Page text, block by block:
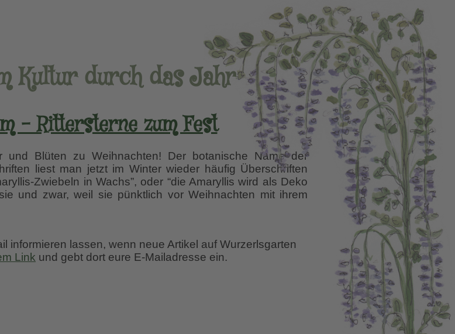
Kultur durch das Jahr
– Rittersterne zum Fest
und Blüten zu Weihnachten! Der botanische Name der
liest man jetzt im Winter wieder häufig Überschriften
Zwiebeln in Wachs”, oder “die Amaryllis wird als Deko
und zwar, weil sie pünktlich vor Weihnachten mit ihrem
informieren lassen, wenn neue Artikel auf Wurzerlsgarten
Link und gebt dort eure E-Mailadresse ein.